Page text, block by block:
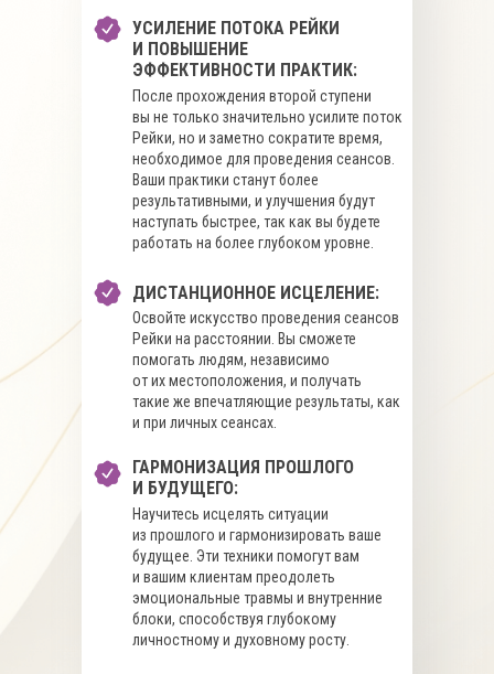
УСИЛЕНИЕ ПОТОКА РЕЙКИ
И ПОВЫШЕНИЕ
ЭФФЕКТИВНОСТИ ПРАКТИК:
После прохождения второй ступени
вы не только значительно усилите поток
Рейки, но и заметно сократите время,
необходимое для проведения сеансов.
Ваши практики станут более
результативными, и улучшения будут
наступать быстрее, так как вы будете
работать на более глубоком уровне.
ДИСТАНЦИОННОЕ ИСЦЕЛЕНИЕ:
Освойте искусство проведения сеансов
Рейки на расстоянии. Вы сможете
помогать людям, независимо
от их местоположения, и получать
такие же впечатляющие результаты, как
и при личных сеансах.
ГАРМОНИЗАЦИЯ ПРОШЛОГО
И БУДУЩЕГО:
Научитесь исцелять ситуации
из прошлого и гармонизировать ваше
будущее. Эти техники помогут вам
и вашим клиентам преодолеть
эмоциональные травмы и внутренние
блоки, способствуя глубокому
личностному и духовному росту.